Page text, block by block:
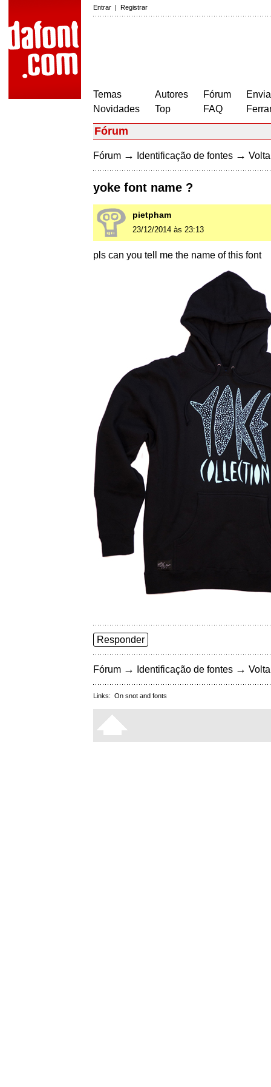
Entrar | Registrar
Temas
Novidades
Autores
Top
Fórum
FAQ
Fórum
Fórum → Identificação de fontes →
yoke font name ?
pietpham
23/12/2014 às 23:13
pls can you tell me the name of this font
Responder
Fórum → Identificação de fontes →
Links: On snot and fonts